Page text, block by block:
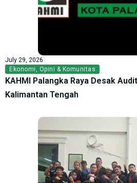
July 29, 2026
Ekonomi
Opini & Komunitas
KAHMI Palangka Raya Desak
Kalimantan Tengah